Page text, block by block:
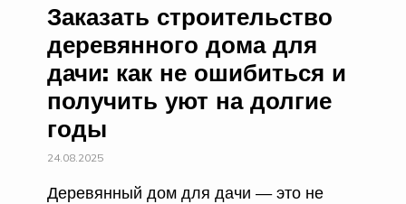
Заказать строительство
деревянного дома для
дачи: как не ошибиться и
получить уют на долгие
годы
24.08.2025
Деревянный дом для дачи — это не